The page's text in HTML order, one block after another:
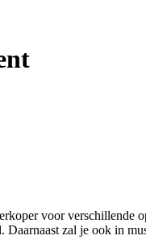
voor verschillende
zal je ook in